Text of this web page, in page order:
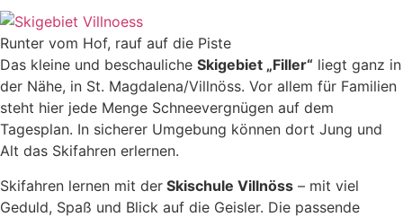
Runter vom Hof, rauf auf die Piste
Das kleine und beschauliche Skigebiet „Filler“ liegt ganz in
der Nähe, in St. Magdalena/Villnöss. Vor allem für Familien
steht hier jede Menge Schneevergnügen auf dem
Tagesplan. In sicherer Umgebung können dort Jung und
Alt das Skifahren erlernen.
Skifahren lernen mit der Skischule Villnöss – mit viel
Geduld, Spaß und Blick auf die Geisler. Die passende